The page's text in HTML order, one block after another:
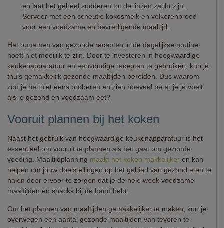
en laat het geheel sudderen tot de linzen zacht zijn.
Serveer met een scheutje kokosmelk en volkorenbrood
voor een voedzame en bevredigende maaltijd.
Het opnemen van gezonde recepten in de dagelijkse routine
hoeft niet moeilijk te zijn. Door te investeren in hoogwaardige
keukenapparatuur en eenvoudige recepten te gebruiken, kun je
thuis gemakkelijk gezonde maaltijden bereiden. Dus waarom
zou je het niet eens proberen en zien hoeveel beter je je voelt
als je gezond en voedzaam eet?
Vooruit plannen bij het koken
Naast het gebruik van hoogwaardige keukenapparatuur is het
essentieel om vooruit te plannen als het gaat om gezonde
voeding. Maaltijdplanning maakt het koken makkelijker en kan
helpen om jouw doelstellingen op het gebied van gezond eten te
halen door ervoor te zorgen dat je de hele week voedzame
maaltijden en snacks bij de hand hebt.
Om het plannen van maaltijden gemakkelijker te maken, kun je
overwegen een aantal gezonde maaltijden van tevoren te